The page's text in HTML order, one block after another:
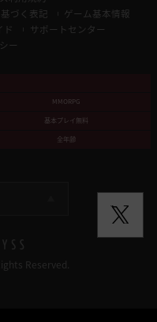
づく表記
ゲーム基本情報
サポートセンター
ー
MMORPG
基本プレイ無料
全年齢
Reserved.